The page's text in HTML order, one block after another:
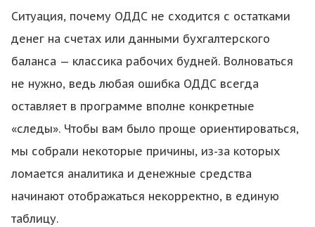
Ситуация, почему ОДДС не сходится с остатками
денег на счетах или данными бухгалтерского
баланса — классика рабочих будней. Волноваться
не нужно, ведь любая ошибка ОДДС всегда
оставляет в программе вполне конкретные
«следы». Чтобы вам было проще ориентироваться,
мы собрали некоторые причины, из-за которых
ломается аналитика и денежные средства
начинают отображаться некорректно, в единую
таблицу.